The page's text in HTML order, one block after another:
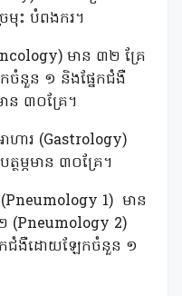
រមុះ បំពងករ។
មាន ៣២ គ្រែ
ចំនួន ១ និងផ្នែកជំងឺ
ន ៣០គ្រែ។
ហារ (Gastrology)
ត្ថម្ភមាន ៣០គ្រែ។
(Pneumology 1) មាន
២ (Pneumology 2)
នកជំងឺដោយឡែកចំនួន ១